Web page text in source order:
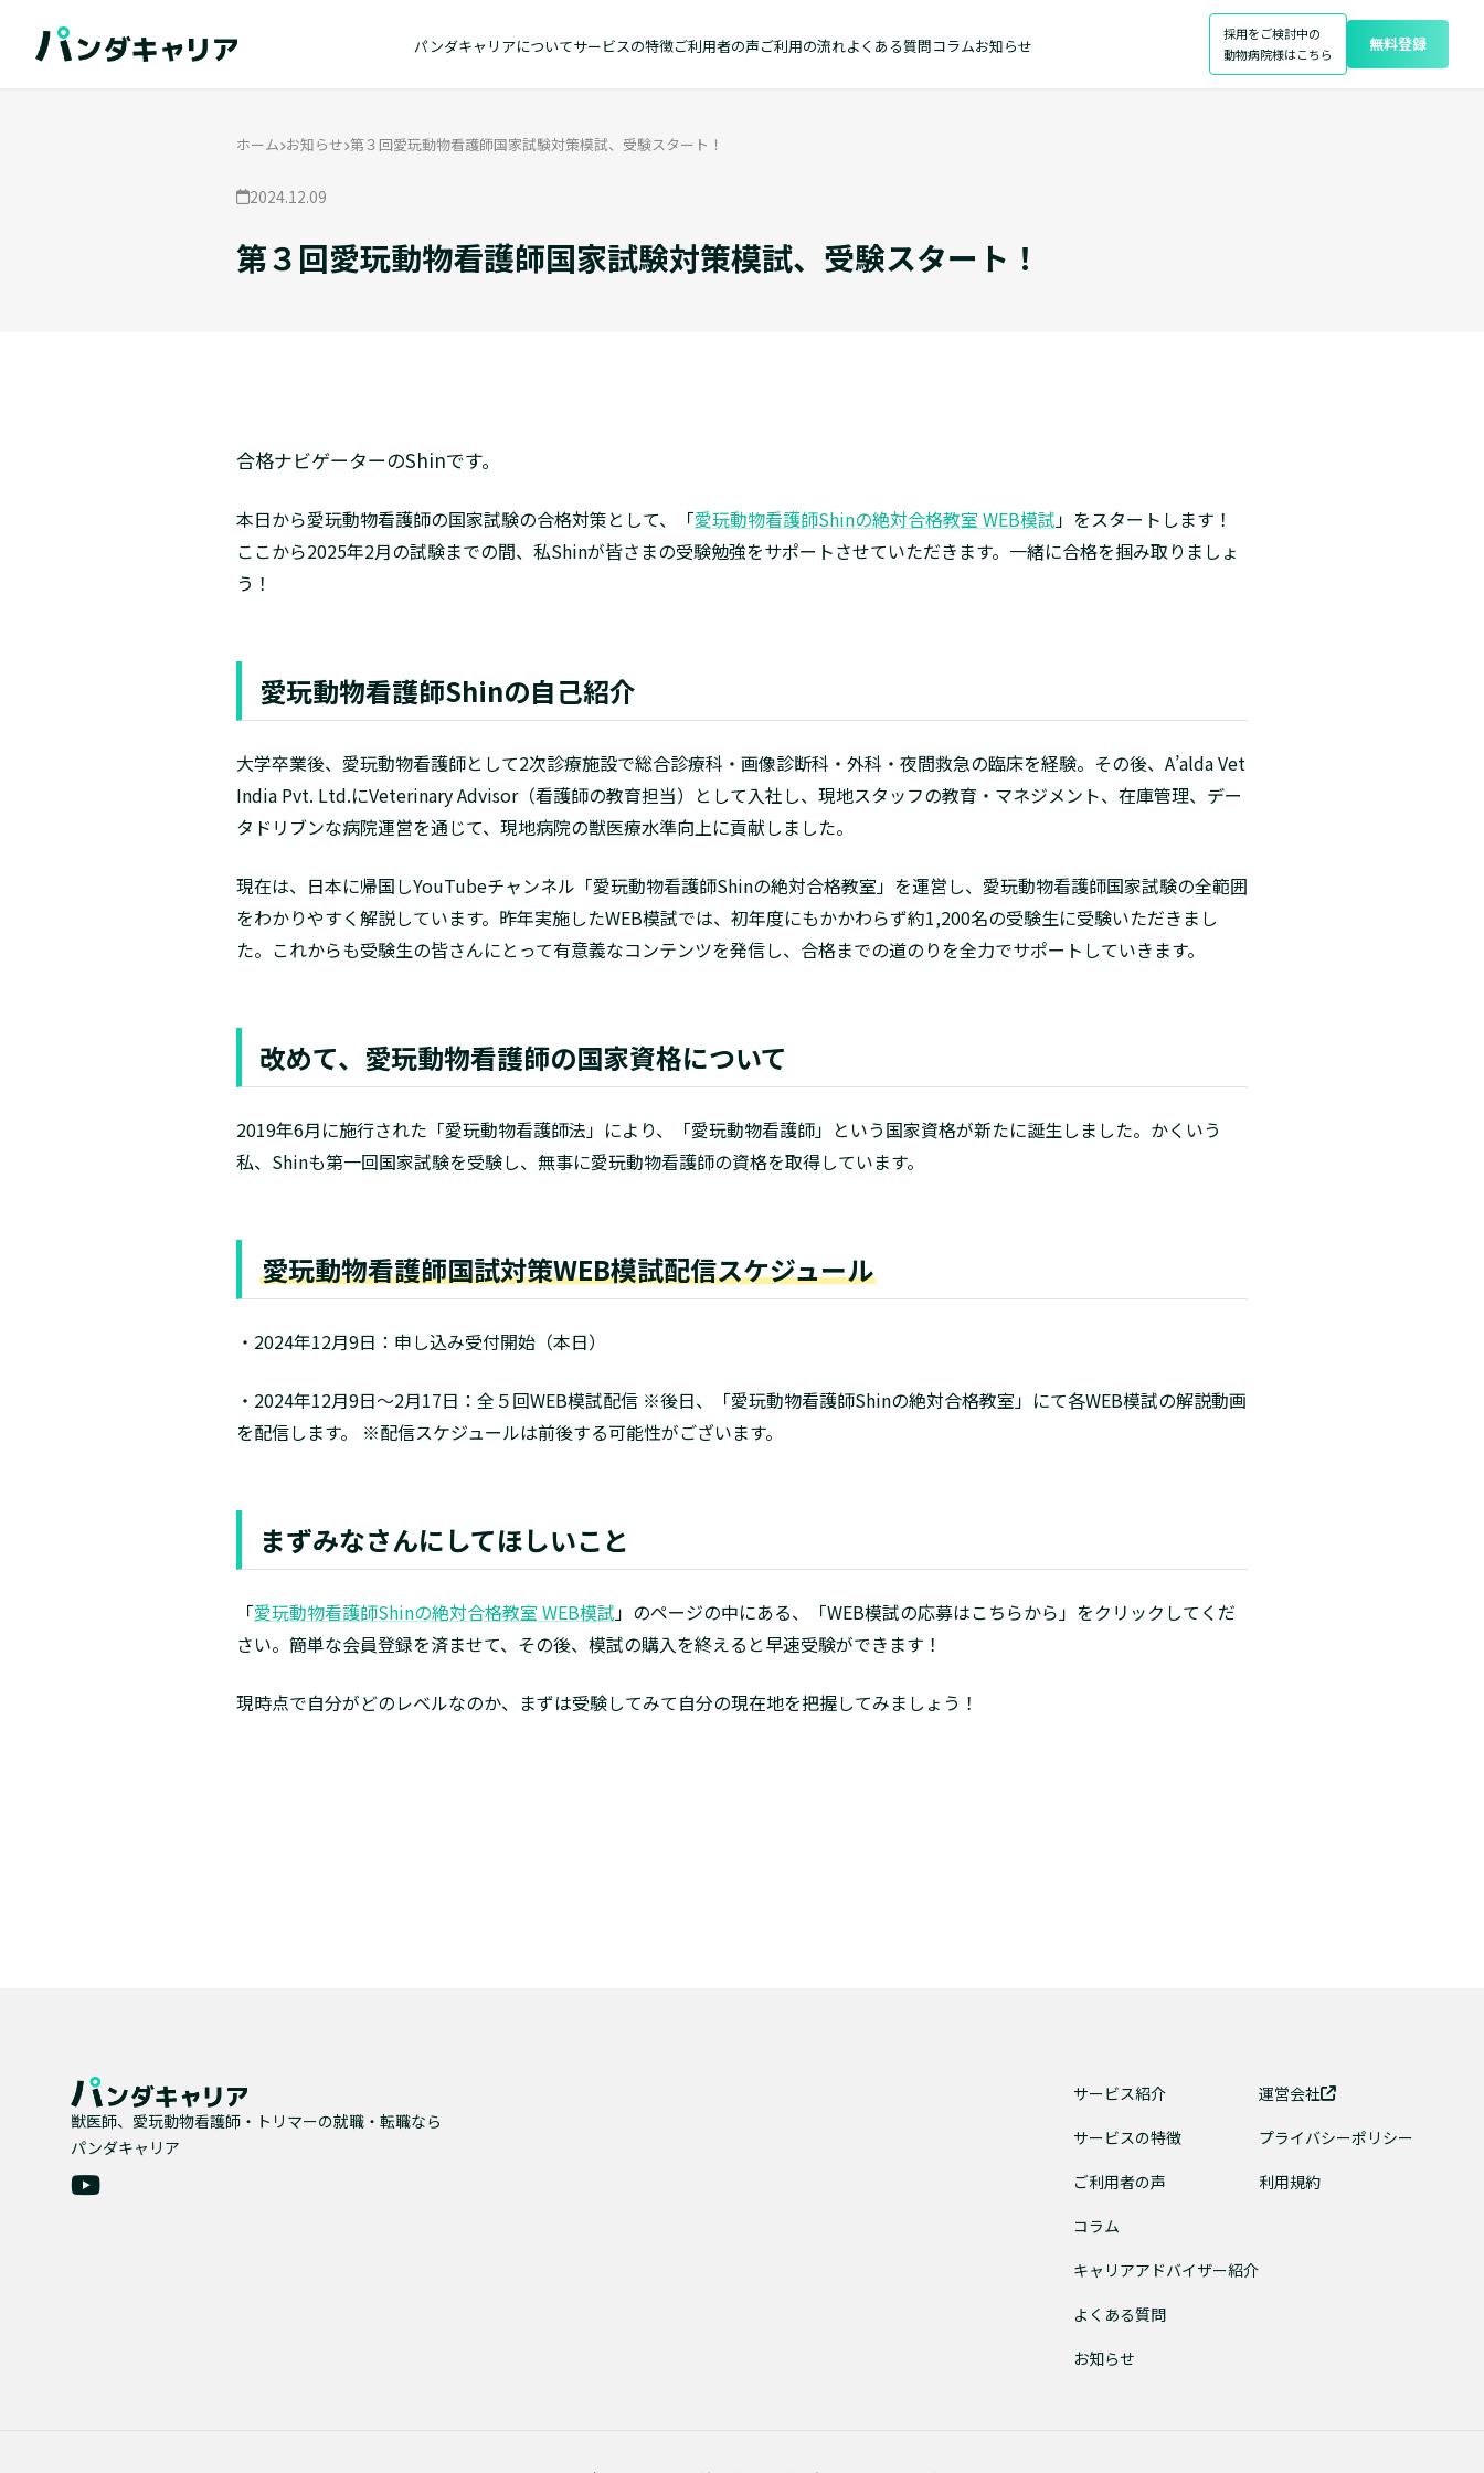
パンダキャリアについてサービスの特徴ご利用者の声ご利用の流れよくある質問コラムお知らせ
採用をご検討中の
動物病院様はこちら
無料登録
ホーム お知らせ 第３回愛玩動物看護師国家試験対策模試、受験スタート！
2024.12.09
第３回愛玩動物看護師国家試験対策模試、受験スタート！
合格ナビゲーターのShinです。
本日から愛玩動物看護師の国家試験の合格対策として、「愛玩動物看護師Shinの絶対合格教室 WEB模試」をスタートします！
ここから2025年2月の試験までの間、私Shinが皆さまの受験勉強をサポートさせていただきます。一緒に合格を掴み取りましょ
う！
愛玩動物看護師Shinの自己紹介
大学卒業後、愛玩動物看護師として2次診療施設で総合診療科・画像診断科・外科・夜間救急の臨床を経験。その後、A’alda Vet
India Pvt. Ltd.にVeterinary Advisor（看護師の教育担当）として入社し、現地スタッフの教育・マネジメント、在庫管理、デー
タドリブンな病院運営を通じて、現地病院の獣医療水準向上に貢献しました。
現在は、日本に帰国しYouTubeチャンネル「愛玩動物看護師Shinの絶対合格教室」を運営し、愛玩動物看護師国家試験の全範囲
をわかりやすく解説しています。昨年実施したWEB模試では、初年度にもかかわらず約1,200名の受験生に受験いただきまし
た。これからも受験生の皆さんにとって有意義なコンテンツを発信し、合格までの道のりを全力でサポートしていきます。
改めて、愛玩動物看護師の国家資格について
2019年6月に施行された「愛玩動物看護師法」により、「愛玩動物看護師」という国家資格が新たに誕生しました。かくいう
私、Shinも第一回国家試験を受験し、無事に愛玩動物看護師の資格を取得しています。
愛玩動物看護師国試対策WEB模試配信スケジュール
・2024年12月9日：申し込み受付開始（本日）
・2024年12月9日～2月17日：全５回WEB模試配信 ※後日、「愛玩動物看護師Shinの絶対合格教室」にて各WEB模試の解説動画
を配信します。 ※配信スケジュールは前後する可能性がございます。
まずみなさんにしてほしいこと
「愛玩動物看護師Shinの絶対合格教室 WEB模試」のページの中にある、「WEB模試の応募はこちらから」をクリックしてくだ
さい。簡単な会員登録を済ませて、その後、模試の購入を終えると早速受験ができます！
現時点で自分がどのレベルなのか、まずは受験してみて自分の現在地を把握してみましょう！
獣医師、愛玩動物看護師・トリマーの就職・転職なら
パンダキャリア
サービス紹介
サービスの特徴
ご利用者の声
コラム
キャリアアドバイザー紹介
よくある質問
お知らせ
運営会社
プライバシーポリシー
利用規約